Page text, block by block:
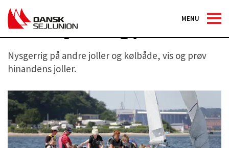
MENU
Store bytte dag på vandet.
Nysgerrig på andre joller og kølbåde, vis og prøv
hinandens joller.